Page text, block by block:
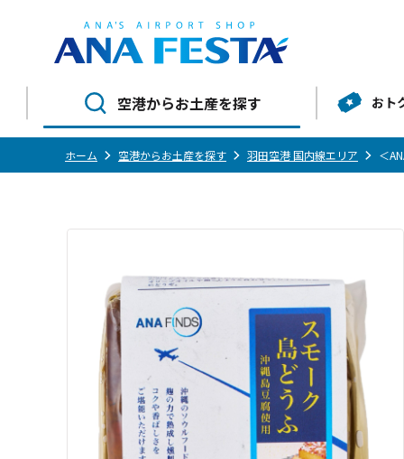
空港からお土産を探す おト
ホーム 空港からお土産を探す 羽田空港 国内線エリア ＜